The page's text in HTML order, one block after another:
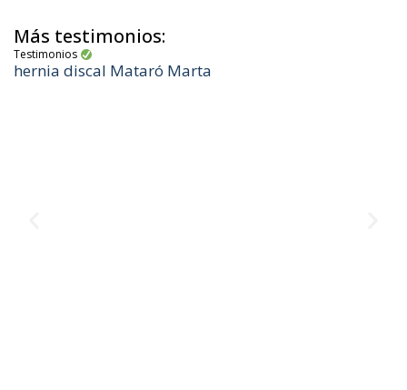
Más testimonios:
Testimonios
hernia discal Mataró Marta